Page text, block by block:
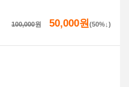
100,000원 50,000원 (50%↓)